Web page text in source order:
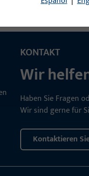
KONTAKT
Wir
Haben Sie Fragen
Wir sind gerne für
Kontaktieren